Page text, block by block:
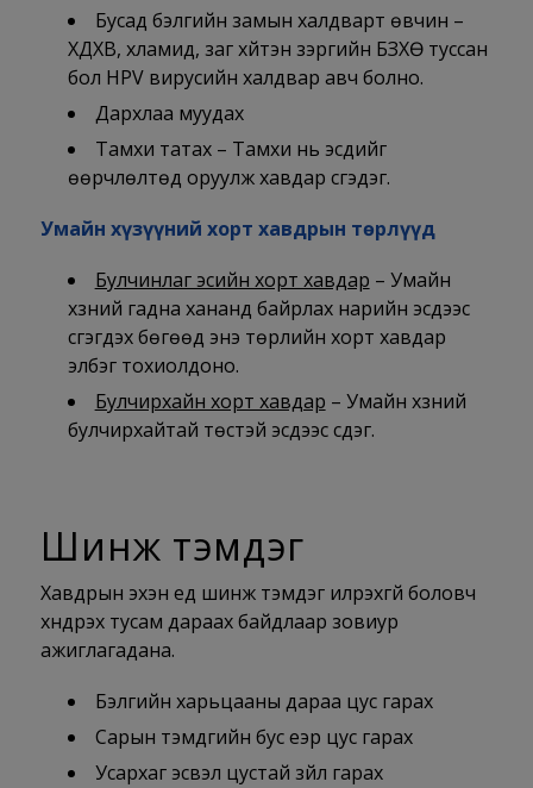
Бусад бэлгийн замын халдварт өвчин –
ХДХВ, хламид, заг хүйтэн зэргийн БЗХӨ туссан
бол HPV вирусийн халдвар авч болно.
Дархлаа муудах
Тамхи татах – Тамхи нь эсүүдийг
өөрчлөлтөд оруулж хавдар үүсгэдэг.
Умайн хүзүүний хорт хавдрын төрлүүд
Булчинлаг эсийн хорт хавдар – Умайн
хүзүүний гадна хананд байрлах нарийн эсүүдээс
үүсгэгдэх бөгөөд энэ төрлийн хорт хавдар
элбэг тохиолдоно.
Булчирхайн хорт хавдар – Умайн хүзүүний
булчирхайтай төстэй эсүүдээс үүсдэг.
Шинж тэмдэг
Хавдрын эхэн үед шинж тэмдэг илрэхгүй боловч
хүндрэх тусам дараах байдлаар зовиур
ажиглагадана.
Бэлгийн харьцааны дараа цус гарах
Сарын тэмдгийн бус үеэр цус гарах
Усархаг эсвэл цустай зүйл гарах